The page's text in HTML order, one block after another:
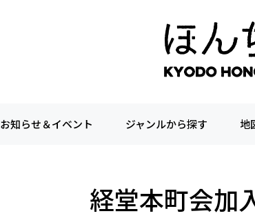
お知らせ＆イベント ジャンルから探す 地
経堂本町会加